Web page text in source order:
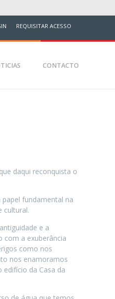
REQUISITAR ACESSO
CONTACTO
daqui reconquista o
fundamental na
cultural.
e a
com a exuberância
como nos
nos enamoramos
da Casa da